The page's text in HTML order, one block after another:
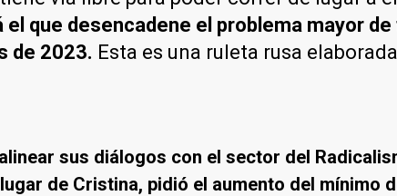
que desencadene el problema mayor
de 2023. Esta es una ruleta rusa
sus diálogos con el sector del
de Cristina, pidió el aumento del mínimo